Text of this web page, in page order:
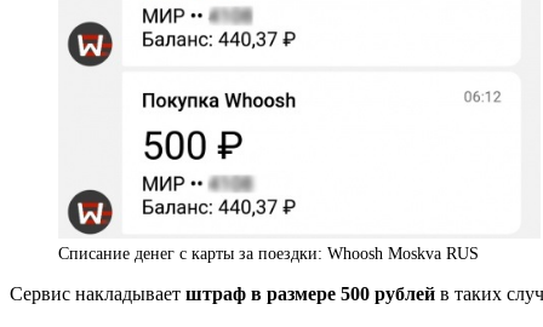
Списание денег с карты за поездки: Whoosh Moskva RUS
Сервис накладывает штраф в размере 500 рублей в таких